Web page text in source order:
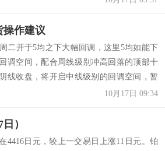
操作建议
二开于5均之下大幅回调，这里5均如能下
调空间，配合周线级别冲高回落的顶部十
线收盘，将开启中线级别的回调空间，暂
策略：待期价反弹或日线5均跟随可背靠该
10月17日 09:34
）
4416日元，较上一交易日上涨11日元。铂